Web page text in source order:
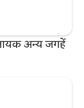
अन्य जगहें